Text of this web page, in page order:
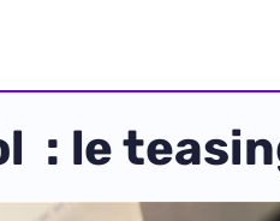
: le